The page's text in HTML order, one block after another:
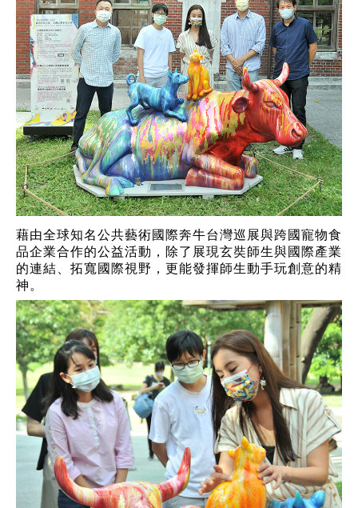
藉由全球知名公共藝術國際奔牛台灣巡展與跨國寵物食
品企業合作的公益活動，除了展現玄奘師生與國際產業
的連結、拓寬國際視野，更能發揮師生動手玩創意的精
神。